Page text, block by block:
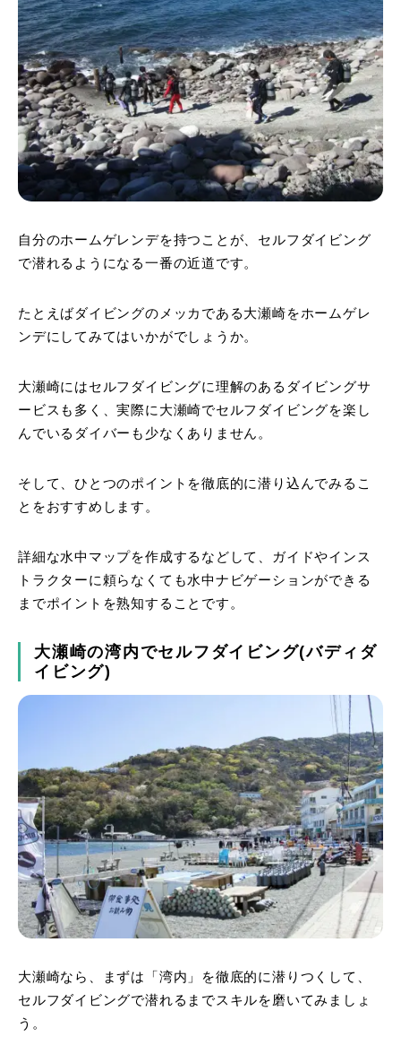
自分のホームゲレンデを持つことが、セルフダイビング
で潜れるようになる一番の近道です。
たとえばダイビングのメッカである大瀬崎をホームゲレ
ンデにしてみてはいかがでしょうか。
大瀬崎にはセルフダイビングに理解のあるダイビングサ
ービスも多く、実際に大瀬崎でセルフダイビングを楽し
んでいるダイバーも少なくありません。
そして、ひとつのポイントを徹底的に潜り込んでみるこ
とをおすすめします。
詳細な水中マップを作成するなどして、ガイドやインス
トラクターに頼らなくても水中ナビゲーションができる
までポイントを熟知することです。
大瀬崎の湾内でセルフダイビング(バディダ
イビング)
大瀬崎なら、まずは「湾内」を徹底的に潜りつくして、
セルフダイビングで潜れるまでスキルを磨いてみましょ
う。